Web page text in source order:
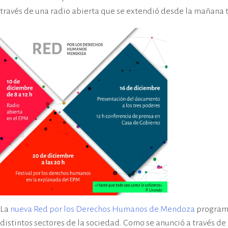
Centro Clandestino de Detención,
importante del Gran Mendoza.
través de una radio abierta que se extendió desde la
La nueva Red por los Derechos Humanos de Mendoza
distintos sectores de la sociedad. Como se anunció a través